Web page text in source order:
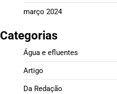
março 2024
Categorias
Água e efluentes
Artigo
Da Redação